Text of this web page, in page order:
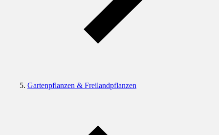
Gartenpflanzen & Freilandpflanzen